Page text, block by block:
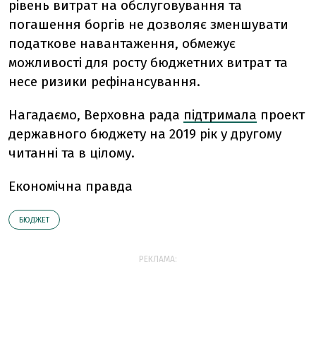
рівень витрат на обслуговування та
погашення боргів не дозволяє зменшувати
податкове навантаження, обмежує
можливості для росту бюджетних витрат та
несе ризики рефінансування.
Нагадаємо, Верховна рада підтримала проект
державного бюджету на 2019 рік у другому
читанні та в цілому.
Економічна правда
БЮДЖЕТ
РЕКЛАМА: